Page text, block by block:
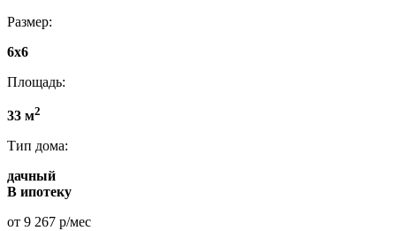
Размер:
6х6
Площадь:
33 м2
Тип дома:
дачный
В ипотеку
от 9 267 р/мес